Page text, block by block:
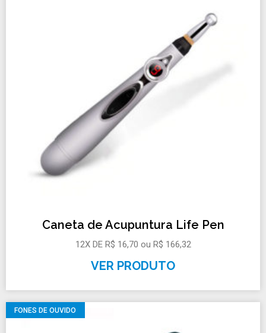
Caneta de Acupuntura Life Pen
12X DE R$ 16,70 ou R$ 166,32
VER PRODUTO
FONES DE OUVIDO